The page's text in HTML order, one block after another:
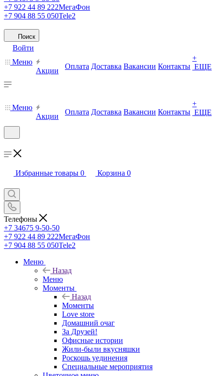
+7 922 44 89 222МегаФон
+7 904 88 55 050Tele2
Поиск
Войти
Меню
Акции
Оплата Доставка Вакансии Контакты
+
ЕЩЕ
Меню
Акции
Оплата Доставка Вакансии Контакты
+
ЕЩЕ
Избранные товары 0 Корзина 0
Телефоны
+7 34675 9-50-50
+7 922 44 89 222МегаФон
+7 904 88 55 050Tele2
Меню
Назад
Меню
Моменты
Назад
Моменты
Love store
Домашний очаг
За Друзей!
Офисные истории
Жили-были вкусняшки
Роскошь уединения
Специальные мероприятия